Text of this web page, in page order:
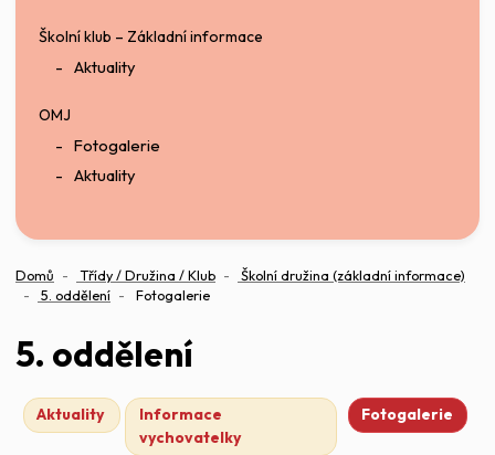
Školní klub – Základní informace
Aktuality
OMJ
Fotogalerie
Aktuality
Domů Třídy / Družina / Klub
Školní družina (základní informace)
5. oddělení
Fotogalerie
5. oddělení
Aktuality
Informace
vychovatelky
Fotogalerie